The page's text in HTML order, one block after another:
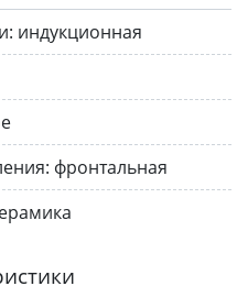
индукционная
фронтальная